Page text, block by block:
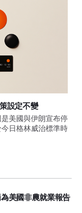
設定不變
美國與伊朗宣布停
日格林威治標準時
美國非農就業報告